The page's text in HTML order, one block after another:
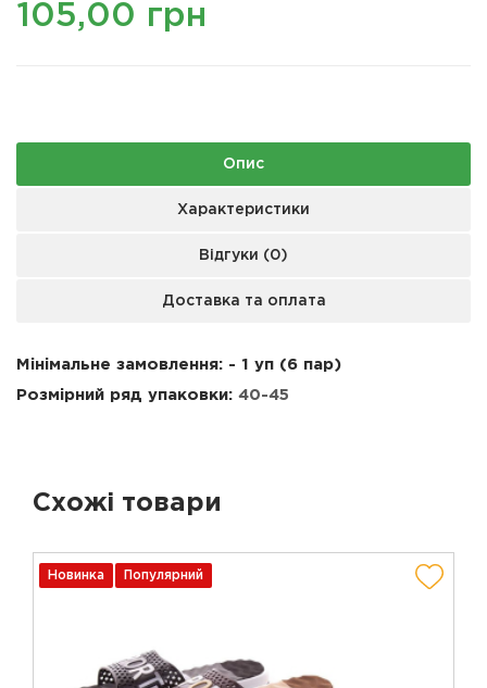
105,00 грн
Опис
Характеристики
Відгуки (0)
Доставка та оплата
Мінімальне замовлення: - 1 уп (6 пар)
Розмірний ряд упаковки: 40-45
Схожі товари
Новинка Популярний